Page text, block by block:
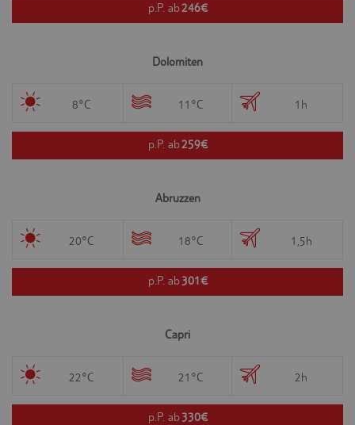
p.P. ab246€
Dolomiten
8°C 11°C 1h
p.P. ab259€
Abruzzen
20°C 18°C 1,5h
p.P. ab301€
Capri
22°C 21°C 2h
p.P. ab330€